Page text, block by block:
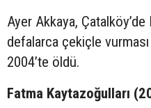
Ayer Akkaya,
defalarca çekiçle
2004’te öldü.
Fatma Kaytazoğulları